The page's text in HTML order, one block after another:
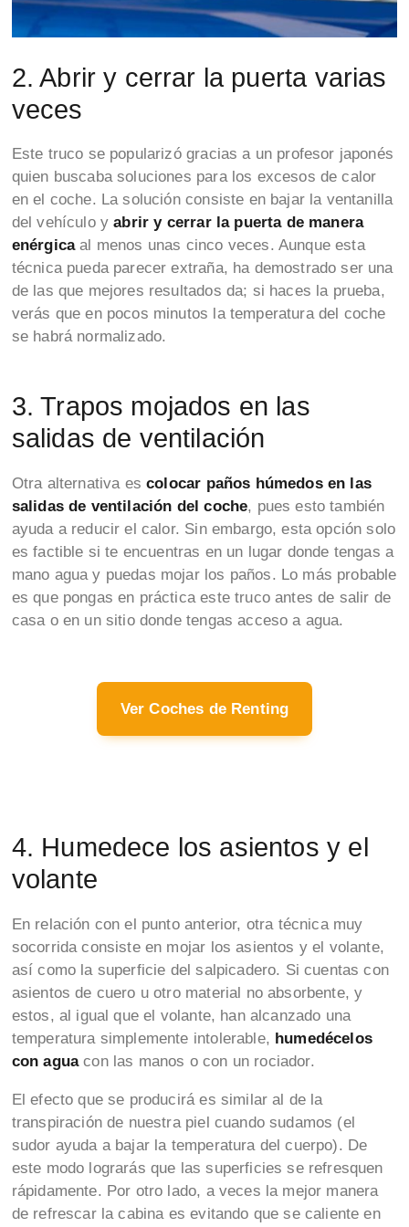
2. Abrir y cerrar la puerta varias
veces
Este truco se popularizó gracias a un profesor japonés
quien buscaba soluciones para los excesos de calor
en el coche. La solución consiste en bajar la ventanilla
del vehículo yabrir y cerrar la puerta de manera
enérgicaal menos unas cinco veces. Aunque esta
técnica pueda parecer extraña, ha demostrado ser una
de las que mejores resultados da; si haces la prueba,
verás que en pocos minutos la temperatura del coche
se habrá normalizado.
3. Trapos mojados en las
salidas de ventilación
Otra alternativa escolocar paños húmedos en las
salidas de ventilación del coche, pues esto también
ayuda a reducir el calor. Sin embargo, esta opción solo
es factible si te encuentras en un lugar donde tengas a
mano agua y puedas mojar los paños. Lo más probable
es que pongas en práctica este truco antes de salir de
casa o en un sitio donde tengas acceso a agua.
Ver Coches de Renting
4. Humedece los asientos y el
volante
En relación con el punto anterior, otra técnica muy
socorrida consiste en mojar los asientos y el volante,
así como la superficie del salpicadero. Si cuentas con
asientos de cuero u otro material no absorbente, y
estos, al igual que el volante, han alcanzado una
temperatura simplemente intolerable, humedécelos
con aguacon las manos o con un rociador.
El efecto que se producirá es similar al de la
transpiración de nuestra piel cuando sudamos (el
sudor ayuda a bajar la temperatura del cuerpo). De
este modo lograrás que las superficies se refresquen
rápidamente. Por otro lado, a veces la mejor manera
de refrescar la cabina es evitando que se caliente en